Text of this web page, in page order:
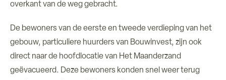
overkant van de weg gebracht.
De bewoners van de eerste en tweede verdieping van het
gebouw, particuliere huurders van Bouwinvest, zijn ook
direct naar de hoofdlocatie van Het Maanderzand
geëvacueerd. Deze bewoners konden snel weer terug